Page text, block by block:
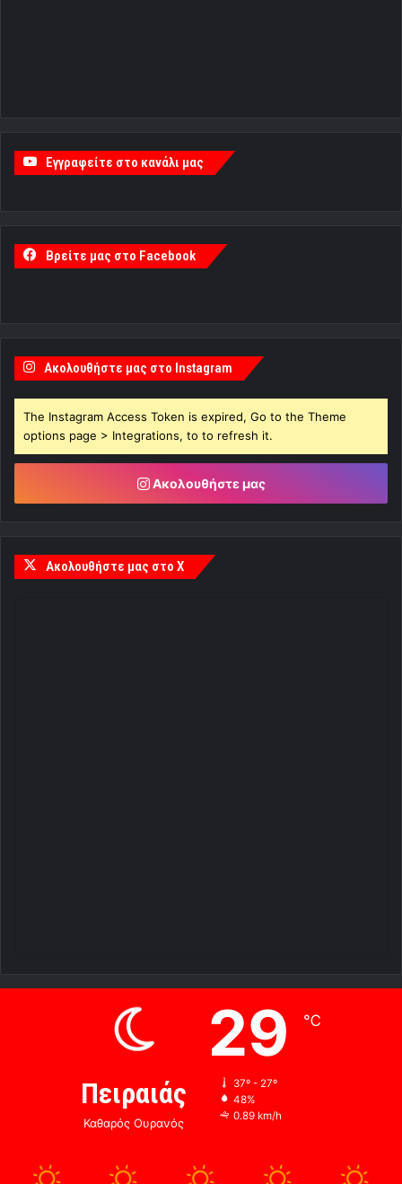
Εγγραφείτε στο κανάλι μας
Βρείτε μας στο Facebook
Ακολουθήστε μας στο Instagram
The Instagram Access Token is expired, Go to the Theme
options page > Integrations, to to refresh it.
Ακολουθήστε μας
Ακολουθήστε μας στο X
Πειραιάς
Καθαρός Ουρανός
29 ℃
37º - 27º
48%
0.89 km/h